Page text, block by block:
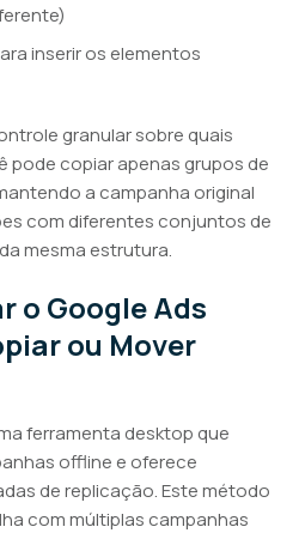
inserir os elementos
granular sobre quais
pode copiar apenas grupos de
a campanha original
com diferentes conjuntos de
mesma estrutura.
o Google Ads
ou Mover
ferramenta desktop que
offline e oferece
de replicação. Este método
com múltiplas campanhas